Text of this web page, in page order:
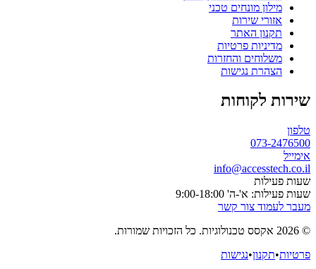
מילון מונחים טכני
אזורי שירות
תקנון האתר
מדיניות פרטיות
משלוחים והחזרות
הצהרת נגישות
שירות לקוחות
טלפון
073-2476500
אימייל
info@accesstech.co.il
שעות פעילות
שעות פעילות: א'-ה' 9:00-18:00
מעבר לעמוד צור קשר
© 2026 אקסס טכנולוגיות. כל הזכויות שמורות.
פרטיות•תקנון•נגישות